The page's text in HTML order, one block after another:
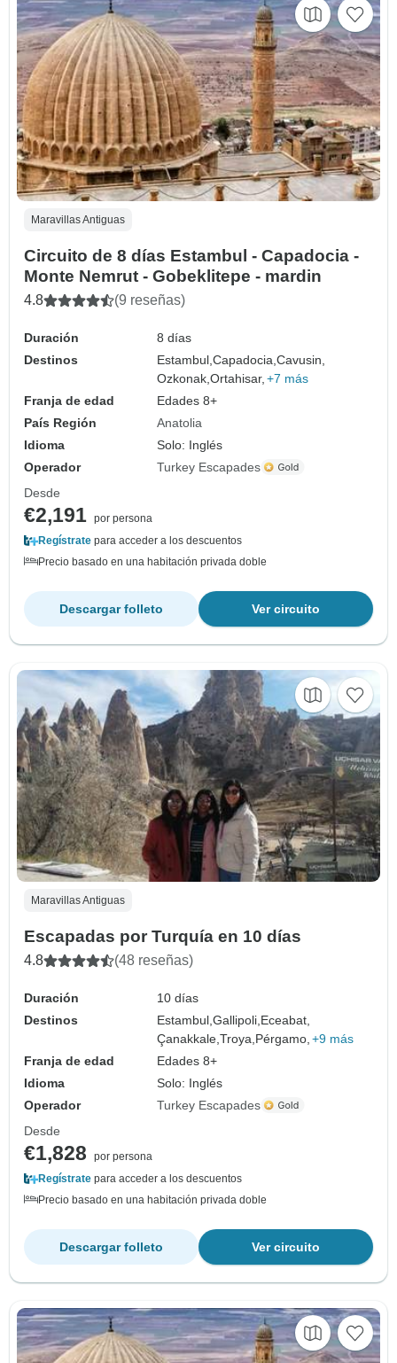
Maravillas Antiguas
Circuito de 8 días Estambul - Capadocia -
Monte Nemrut - Gobeklitepe - mardin
4.8 (9 reseñas)
Duración
8 días
Destinos
Estambul,Capadocia,Cavusin,
Ozkonak,Ortahisar, +7 más
Franja de edad
Edades 8+
País Región
Anatolia
Idioma
Solo: Inglés
Operador
Turkey Escapades
Desde
€2,191 por persona
Regístrate para acceder a los descuentos
Precio basado en una habitación privada doble
Ver circuito
Descargar folleto
Maravillas Antiguas
Escapadas por Turquía en 10 días
4.8 (48 reseñas)
Duración
10 días
Destinos
Estambul,Gallipoli, Eceabat,
Çanakkale,Troya, Pérgamo, +9 más
Franja de edad
Edades 8+
Idioma
Solo: Inglés
Operador
Turkey Escapades
Desde
€1,828
por persona
Regístrate para acceder a los descuentos
Precio basado en una habitación privada doble
Ver circuito
Descargar folleto